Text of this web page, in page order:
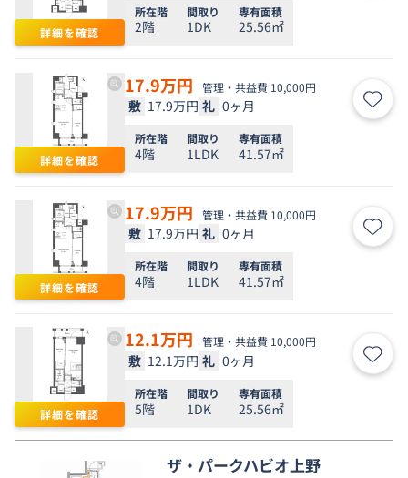
詳細を確認
所在階
2階
間取り
1DK
専有面積
25.56㎡
詳細を確認
17.9万円 管理・共益費 10,000円
敷 17.9万円 礼 0ヶ月 お気
所在階
4階
間取り
1LDK
専有面積
41.57㎡
詳細を確認
17.9万円 管理・共益費 10,000円
敷 17.9万円 礼 0ヶ月 お気
所在階
4階
間取り
1LDK
専有面積
41.57㎡
詳細を確認
12.1万円 管理・共益費 10,000円
敷 12.1万円 礼 0ヶ月 お気
所在階
5階
間取り
1DK
専有面積
25.56㎡
ザ・パークハビオ上野